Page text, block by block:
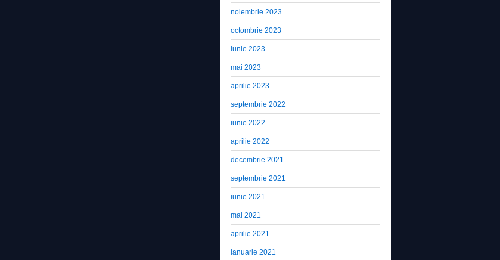
noiembrie 2023
octombrie 2023
iunie 2023
mai 2023
aprilie 2023
septembrie 2022
iunie 2022
aprilie 2022
decembrie 2021
septembrie 2021
iunie 2021
mai 2021
aprilie 2021
ianuarie 2021